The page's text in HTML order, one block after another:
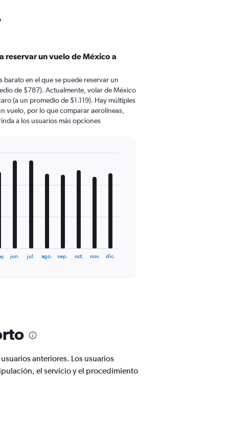
reservar un vuelo de México a
barato en el que se puede reservar un
de $787). Actualmente, volar de México
(a un promedio de $1.119). Hay múltiples
vuelo, por lo que comparar aerolíneas,
a los usuarios más opciones
jun. jul. ago. sep. oct. nov. dic.
anteriores. Los usuarios
el servicio y el procedimiento